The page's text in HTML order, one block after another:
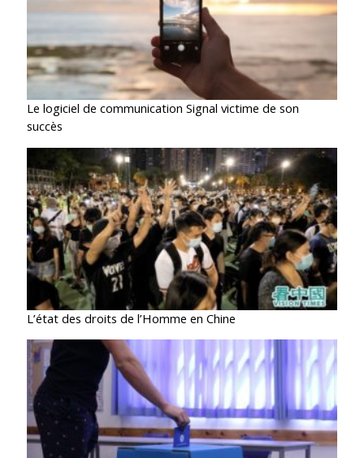
Le logiciel de communication Signal victime de son
succès
L’état des droits de l’Homme en Chine